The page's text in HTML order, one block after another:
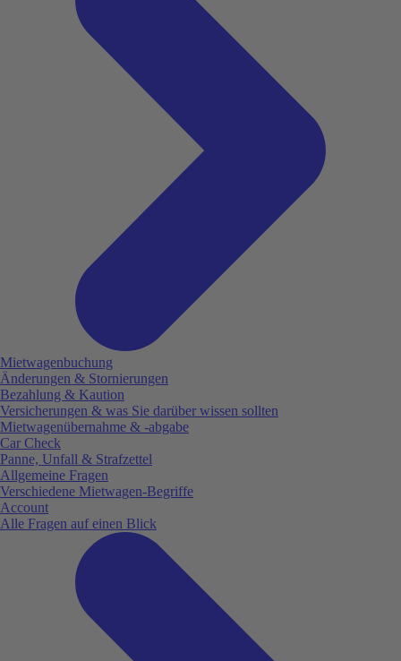
Mietwagenbuchung
Änderungen & Stornierungen
Bezahlung & Kaution
Versicherungen & was Sie darüber wissen sollten
Mietwagenübernahme & -abgabe
Car Check
Panne, Unfall & Strafzettel
Allgemeine Fragen
Verschiedene Mietwagen-Begriffe
Account
Alle Fragen auf einen Blick